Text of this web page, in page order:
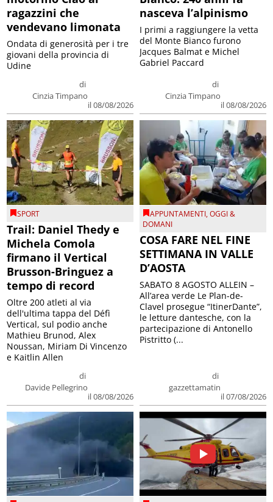
ragazzini che
vendevano limonata
di
Cinzia Timpano
il 08/08/2026
Ondata di generosità per i tre
giovani della provincia di
Udine
nasceva l’alpinismo
di
Cinzia Timpano
il 08/08/2026
I primi a raggiungere la vetta
del Monte Bianco furono
Jacques Balmat e Michel
Gabriel Paccard
SPORT
Trail: Daniel Thedy e
Michela Comola
firmano il Vertical
Brusson-Bringuez a
tempo di record
di
Davide Pellegrino
il 08/08/2026
Oltre 200 atleti al via
dell'ultima tappa del Défì
Vertical, sul podio anche
Mathieu Brunod, Alex
Noussan, Miriam Di Vincenzo
e Kaitlin Allen
APPUNTAMENTI,OGGI &
DOMANI
COSA FARE NEL FINE
SETTIMANA IN VALLE
D’AOSTA
di
gazzettamatin
il 07/08/2026
SABATO 8 AGOSTO ALLEIN –
All’area verde Le Plan-de-
Clavel prosegue “ItinerDante”,
le letture dantesche, con la
partecipazione di Antonello
Pistritto (...